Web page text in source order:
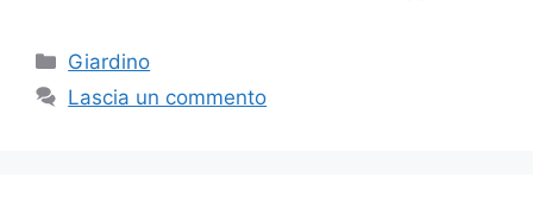
Categorie
Giardino
Lascia un commento